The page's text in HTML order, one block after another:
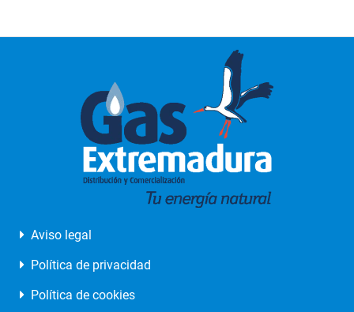
Aviso legal
Política de privacidad
Política de cookies